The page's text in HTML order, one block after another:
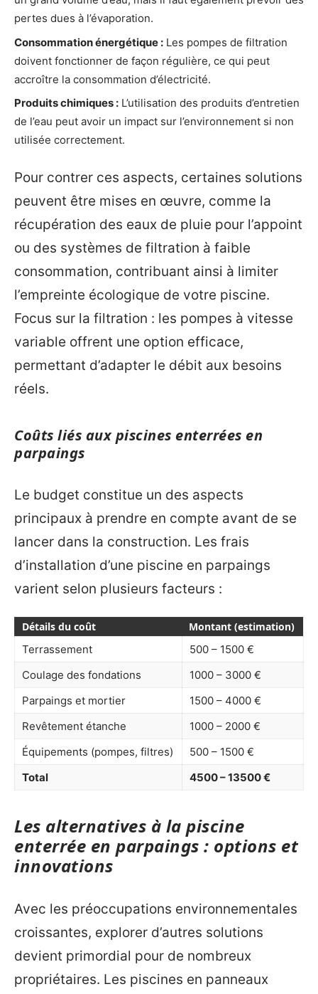
pertes dues à l’évaporation.
Consommation énergétique : Les pompes de filtration
doivent fonctionner de façon régulière, ce qui peut
accroître la consommation d’électricité.
Produits chimiques : L’utilisation des produits d’entretien
de l’eau peut avoir un impact sur l’environnement si non
utilisée correctement.
Pour contrer ces aspects, certaines solutions
peuvent être mises en œuvre, comme la
récupération des eaux de pluie pour l’appoint
ou des systèmes de filtration à faible
consommation, contribuant ainsi à limiter
l’empreinte écologique de votre piscine.
Focus sur la filtration : les pompes à vitesse
variable offrent une option efficace,
permettant d’adapter le débit aux besoins
réels.
Coûts liés aux piscines enterrées en
parpaings
Le budget constitue un des aspects
principaux à prendre en compte avant de se
lancer dans la construction. Les frais
d’installation d’une piscine en parpaings
varient selon plusieurs facteurs :
Détails du coût
Montant (estimation)
Terrassement
500 – 1500 €
Coulage des fondations
1000 – 3000 €
Parpaings et mortier
1500 – 4000 €
Revêtement étanche
1000 – 2000 €
Équipements (pompes, filtres)
500 – 1500 €
Total
4500 – 13500 €
Les alternatives à la piscine
enterrée en parpaings : options et
innovations
Avec les préoccupations environnementales
croissantes, explorer d’autres solutions
devient primordial pour de nombreux
propriétaires. Les piscines en panneaux